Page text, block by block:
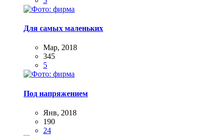
Для самых маленьких
Мар, 2018
345
5
Под напряжением
Янв, 2018
190
24